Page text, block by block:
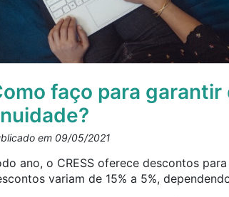
faço para
em 09/05/2021
ano, o CRESS oferece descontos
variam de 15% a 5%,